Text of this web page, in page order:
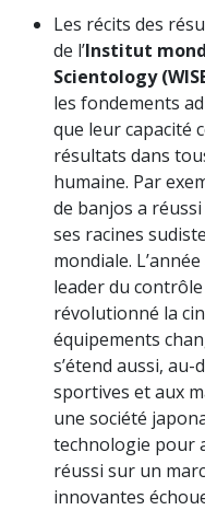
Les récits des
de l’Institut
Scientology
les fondements
que leur capacité
résultats dans
humaine. Par
de banjos a
ses racines
mondiale.
leader du
révolutionné la
équipements
s’étend aussi,
sportives et aux
une société
technologie pour
réussi sur un
innovantes